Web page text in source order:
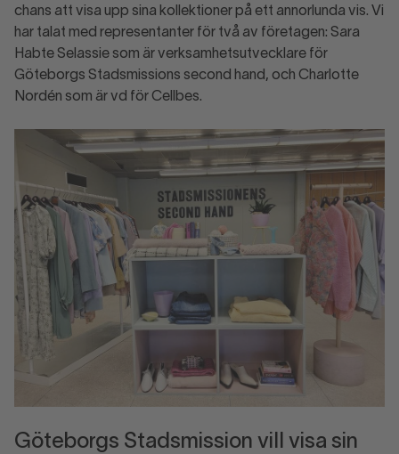
chans att visa upp sina kollektioner på ett annorlunda vis. Vi
har talat med representanter för två av företagen: Sara
Habte Selassie som är verksamhetsutvecklare för
Göteborgs Stadsmissions second hand, och Charlotte
Nordén som är vd för Cellbes.
Göteborgs Stadsmission vill visa sin